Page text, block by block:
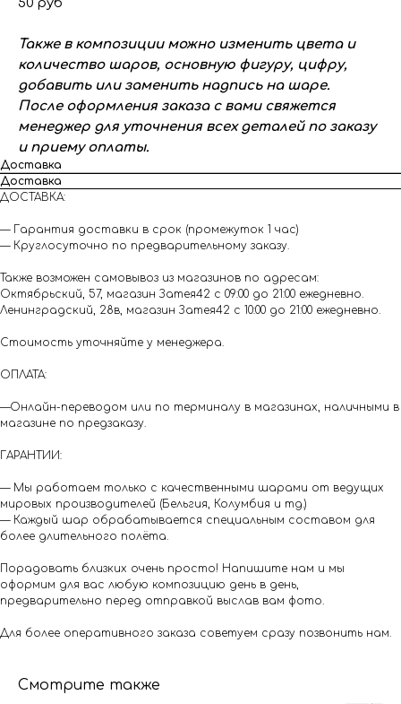
50 руб
Также в композиции можно изменить цвета и
количество шаров, основную фигуру, цифру,
добавить или заменить надпись на шаре.
После оформления заказа с вами свяжется
менеджер для уточнения всех деталей по заказу
и приему оплаты.
Доставка
Доставка
ДОСТАВКА:
— Гарантия доставки в срок (промежуток 1 час)
— Круглосуточно по предварительному заказу.
Также возможен самовывоз из магазинов по адресам:
Октябрьский, 57, магазин Затея42 с 09:00 до 21:00 ежедневно.
Ленинградский, 28в, магазин Затея42 с 10:00 до 21:00 ежедневно.
Стоимость уточняйте у менеджера.
ОПЛАТА:
—Онлайн-переводом или по терминалу в магазинах, наличными в
магазине по предзаказу.
ГАРАНТИИ:
— Мы работаем только с качественными шарами от ведущих
мировых производителей (Бельгия, Колумбия и тд.)
— Каждый шар обрабатывается специальным составом для
более длительного полёта.
Порадовать близких очень просто! Напишите нам и мы
оформим для вас любую композицию день в день,
предварительно перед отправкой выслав вам фото.
Для более оперативного заказа советуем сразу позвонить нам.
Смотрите также